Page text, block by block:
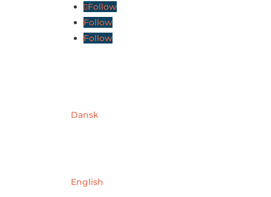
Follow
Follow
Follow
Dansk
English